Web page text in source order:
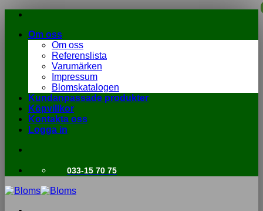
Skip
contentOm oss
Om oss
Referenslista
Varumärken
Impressum
Blomskatalogen
Kundanpassade produkter
Köpvillkor
Kontakta oss
Logga in
033-15 70 75